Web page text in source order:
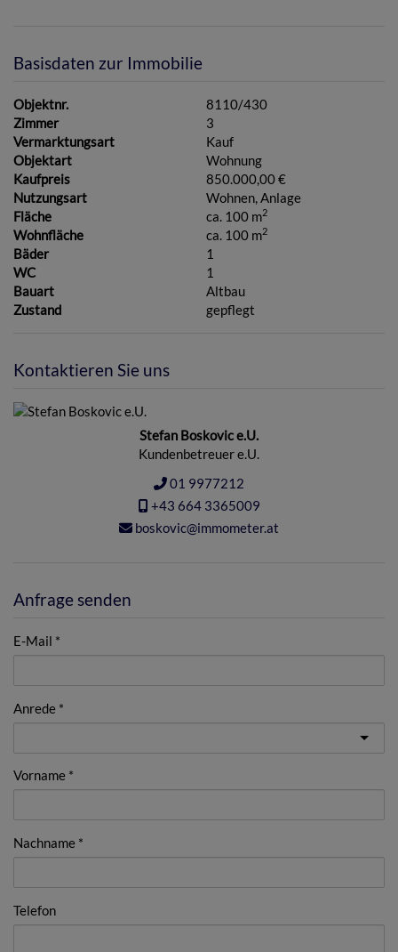
Basisdaten zur Immobilie
Objektnr.
8110/430
Zimmer
3
Vermarktungsart
Kauf
Objektart
Wohnung
Kaufpreis
850.000,00 €
Nutzungsart
Wohnen Anlage
Fläche
ca. 100 m2
Wohnfläche ca. 100 m2
Bäder
1
WC
1
Bauart
Altbau
Zustand
gepflegt
Kontaktieren Sie uns
Stefan Boskovic e.U.
Kundenbetreuer e.U.
01 9977212
+43 664 3365009
boskovic@immometer.at
Anfrage senden
E-Mail
Anrede
Vorname
Nachname
Telefon